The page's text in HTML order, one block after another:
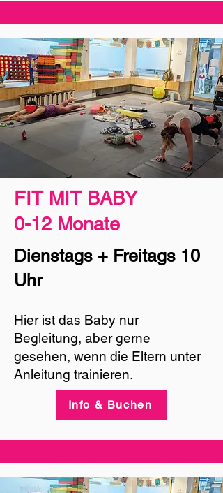
FIT MIT BABY
0-12 Monate
Dienstags + Freitags 10
Uhr
Hier ist das Baby nur
Begleitung, aber gerne
gesehen, wenn die Eltern unter
Anleitung trainieren.
Info & Buchen